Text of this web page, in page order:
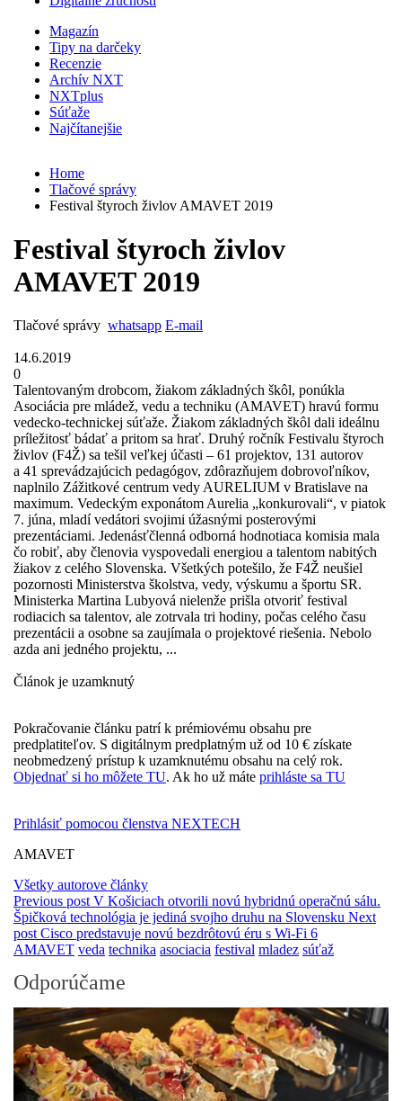
Magazín
Tipy na darčeky
Recenzie
Archív NXT
NXTplus
Súťaže
Najčítanejšie
Home
Tlačové správy
Festival štyroch živlov AMAVET 2019
Festival štyroch živlov
AMAVET 2019
Tlačové správy whatsapp E-mail
14.6.2019
0
Talentovaným drobcom, žiakom základných škôl, ponúkla
Asociácia pre mládež, vedu a techniku (AMAVET) hravú formu
vedecko-technickej súťaže. Žiakom základných škôl dali ideálnu
príležitosť bádať a pritom sa hrať. Druhý ročník Festivalu štyroch
živlov (F4Ž) sa tešil veľkej účasti – 61 projektov, 131 autorov
a 41 sprevádzajúcich pedagógov, zdôrazňujem dobrovoľníkov,
naplnilo Zážitkové centrum vedy AURELIUM v Bratislave na
maximum. Vedeckým exponátom Aurelia „konkurovali“, v piatok
7. júna, mladí vedátori svojimi úžasnými posterovými
prezentáciami. Jedenásťčlenná odborná hodnotiaca komisia mala
čo robiť, aby členovia vyspovedali energiou a talentom nabitých
žiakov z celého Slovenska. Všetkých potešilo, že F4Ž neušiel
pozornosti Ministerstva školstva, vedy, výskumu a športu SR.
Ministerka Martina Lubyová nielenže prišla otvoriť festival
rodiacich sa talentov, ale zotrvala tri hodiny, počas celého času
prezentácii a osobne sa zaujímala o projektové riešenia. Nebolo
azda ani jedného projektu, ...
Článok je uzamknutý
Pokračovanie článku patrí k prémiovému obsahu pre
predplatiteľov. S digitálnym predplatným už od 10 € získate
neobmedzený prístup k uzamknutému obsahu na celý rok.
Objednať si ho môžete TU. Ak ho už máte prihláste sa TU
Prihlásiť pomocou členstva NEXTECH
AMAVET
Všetky autorove články
Previous post V Košiciach otvorili novú hybridnú operačnú sálu.
Špičková technológia je jediná svojho druhu na Slovensku Next
post Cisco predstavuje novú bezdrôtovú éru s Wi-Fi 6
AMAVET veda technika asociacia festival mladez súťaž
Odporúčame